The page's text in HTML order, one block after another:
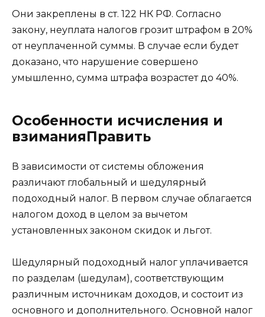
Они закреплены в ст. 122 НК РФ. Согласно
закону, неуплата налогов грозит штрафом в 20%
от неуплаченной суммы. В случае если будет
доказано, что нарушение совершено
умышленно, сумма штрафа возрастет до 40%.
Особенности исчисления и
взиманияПравить
В зависимости от системы обложения
различают глобальный и шедулярный
подоходный налог. В первом случае облагается
налогом доход в целом за вычетом
установленных законом скидок и льгот.
Шедулярный подоходный налог уплачивается
по разделам (шедулам), соответствующим
различным источникам доходов, и состоит из
основного и дополнительного. Основной налог